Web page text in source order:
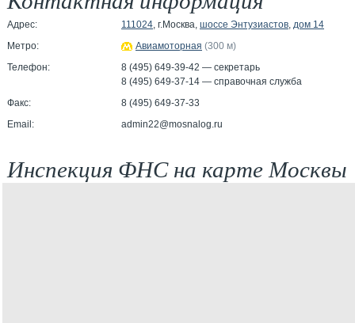
Адрес: 111024, г.Москва, шоссе Энтузиастов, дом 14
Метро:
Авиамоторная (300 м)
Телефон:
8 (495) 649-39-42 — секретарь
8 (495) 649-37-14 — справочная служба
Факс:
8 (495) 649-37-33
Email:
admin22@mosnalog.ru
Инспекция ФНС на карте Москвы